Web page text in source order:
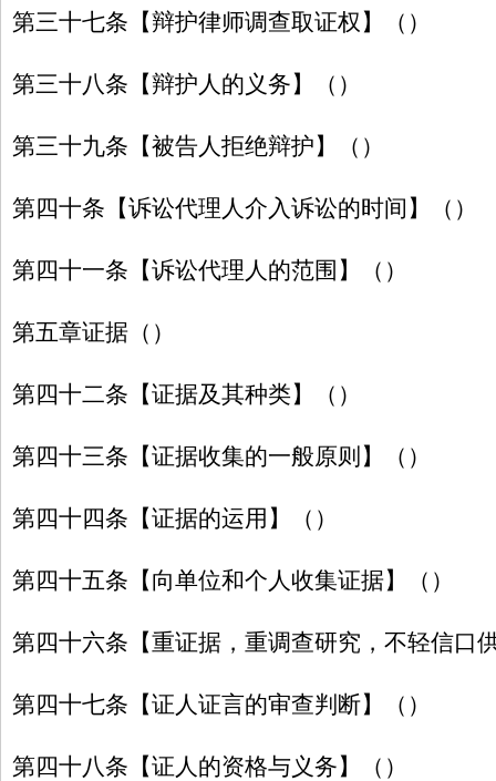
第三十七条【辩护律师调查取证权】（）
第三十八条【辩护人的义务】（）
第三十九条【被告人拒绝辩护】（）
第四十条【诉讼代理人介入诉讼的时间】（）
第四十一条【诉讼代理人的范围】（）
第五章证据（）
第四十二条【证据及其种类】（）
第四十三条【证据收集的一般原则】（）
第四十四条【证据的运用】（）
第四十五条【向单位和个人收集证据】（）
第四十六条【重证据，重调查研究，不轻信口
第四十七条【证人证言的审查判断】（）
第四十八条【证人的资格与义务】（）